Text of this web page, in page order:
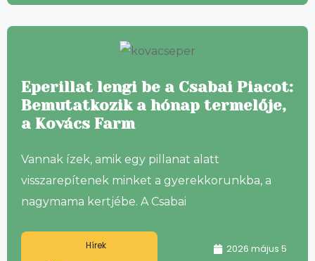
Eperillat lengi be a Csabai Piacot:
Bemutatkozik a hónap termelője,
a Kovács Farm
Vannak ízek, amik egy pillanat alatt
visszarepítenek minket a gyerekkorunkba, a
nagymama kertjébe. A Csabai
Hírek
2026 május 5